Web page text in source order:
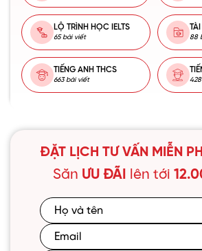
LỘ TRÌNH HỌC IELTS
65 bài viết 88
TIẾNG ANH THCS
663 bài viết
ĐẶT LỊCH TƯ VẤN MIỄN
Săn ƯU ĐÃI lên tới